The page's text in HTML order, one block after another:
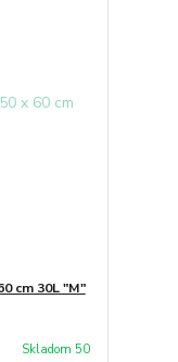
cm 30L "M"
Skladom 50